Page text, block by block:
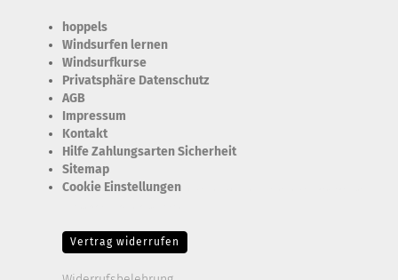
hoppels
Windsurfen lernen
Windsurfkurse
Privatsphäre Datenschutz
AGB
Impressum
Kontakt
Hilfe Zahlungsarten Sicherheit
Sitemap
Cookie Einstellungen
Vertrag widerrufen